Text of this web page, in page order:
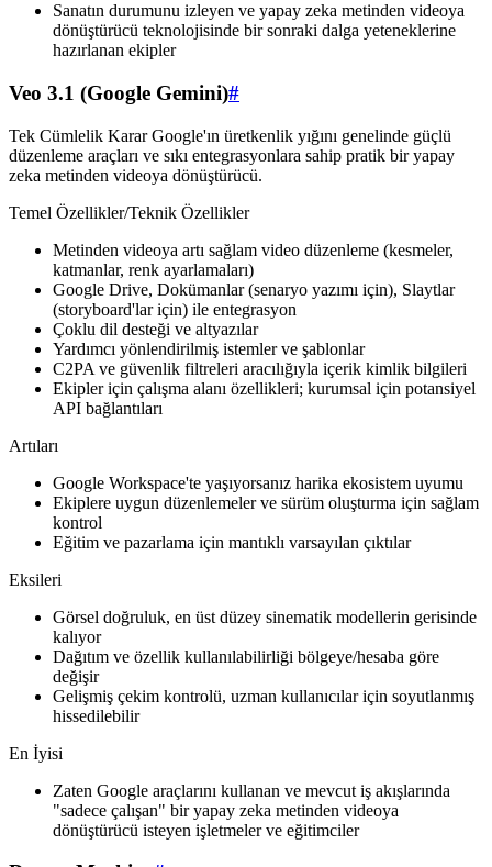
Sanatın durumunu izleyen ve yapay zeka metinden videoya
dönüştürücü teknolojisinde bir sonraki dalga yeteneklerine
hazırlanan ekipler
Veo 3.1 (Google Gemini)#
Tek Cümlelik Karar Google'ın üretkenlik yığını genelinde güçlü
düzenleme araçları ve sıkı entegrasyonlara sahip pratik bir yapay
zeka metinden videoya dönüştürücü.
Temel Özellikler/Teknik Özellikler
Metinden videoya artı sağlam video düzenleme (kesmeler,
katmanlar, renk ayarlamaları)
Google Drive, Dokümanlar (senaryo yazımı için), Slaytlar
(storyboard'lar için) ile entegrasyon
Çoklu dil desteği ve altyazılar
Yardımcı yönlendirilmiş istemler ve şablonlar
C2PA ve güvenlik filtreleri aracılığıyla içerik kimlik bilgileri
Ekipler için çalışma alanı özellikleri; kurumsal için potansiyel
API bağlantıları
Artıları
Google Workspace'te yaşıyorsanız harika ekosistem uyumu
Ekiplere uygun düzenlemeler ve sürüm oluşturma için sağlam
kontrol
Eğitim ve pazarlama için mantıklı varsayılan çıktılar
Eksileri
Görsel doğruluk, en üst düzey sinematik modellerin gerisinde
kalıyor
Dağıtım ve özellik kullanılabilirliği bölgeye/hesaba göre
değişir
Gelişmiş çekim kontrolü, uzman kullanıcılar için soyutlanmış
hissedilebilir
En İyisi
Zaten Google araçlarını kullanan ve mevcut iş akışlarında
"sadece çalışan" bir yapay zeka metinden videoya
dönüştürücü isteyen işletmeler ve eğitimciler